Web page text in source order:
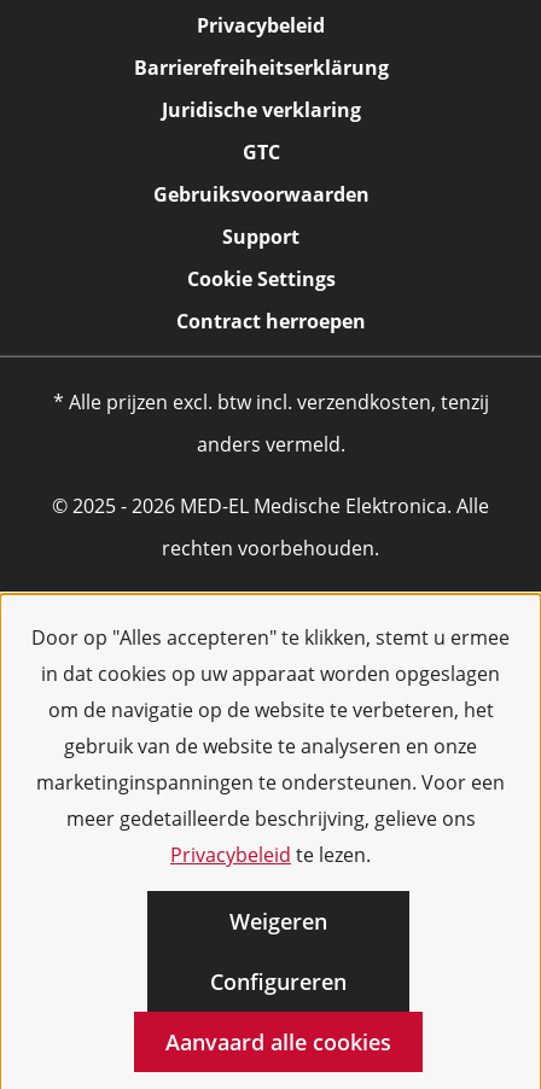
Door op "Alles accepteren" te klikken, stemt u ermee
in dat cookies op uw apparaat worden opgeslagen
om de navigatie op de website te verbeteren, het
gebruik van de website te analyseren en onze
marketinginspanningen te ondersteunen. Voor een
meer gedetailleerde beschrijving, gelieve ons
Privacybeleid te lezen.
Weigeren
Configureren
Aanvaard alle cookies
Privacybeleid
Barrierefreiheitserklärung
Juridische verklaring
GTC
Gebruiksvoorwaarden
Support
Cookie Settings
Contract herroepen
* Alle prijzen excl. btw incl. verzendkosten, tenzij
anders vermeld.
© 2025 - 2026 MED-EL Medische Elektronica. Alle
rechten voorbehouden.